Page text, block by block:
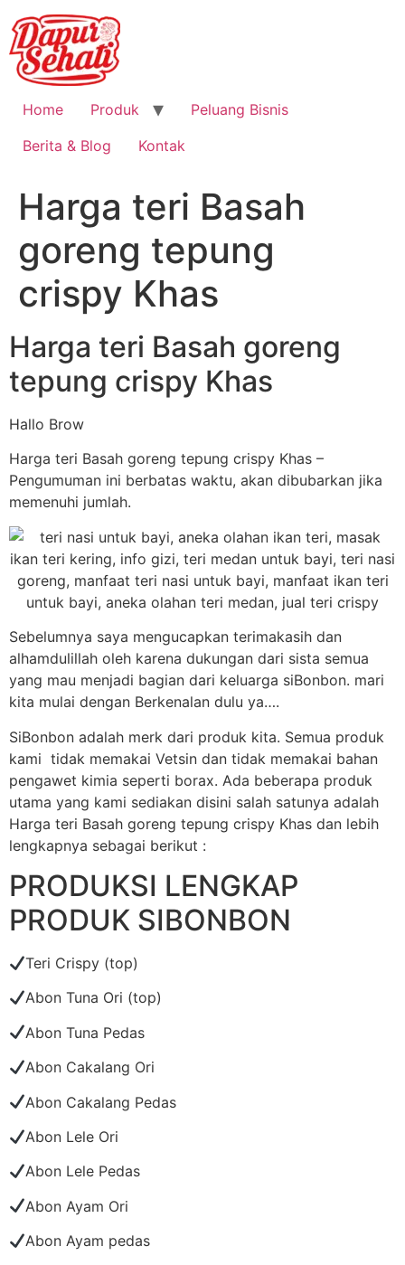
Home Produk
Peluang Bisnis
Berita & Blog
Kontak
Harga teri Basah
goreng tepung
crispy Khas
Harga teri Basah goreng
tepung crispy Khas
Hallo Brow
Harga teri Basah goreng tepung crispy Khas –
Pengumuman ini berbatas waktu, akan dibubarkan jika
memenuhi jumlah.
Sebelumnya saya mengucapkan terimakasih dan
alhamdulillah oleh karena dukungan dari sista semua
yang mau menjadi bagian dari keluarga siBonbon. mari
kita mulai dengan Berkenalan dulu ya….
SiBonbon adalah merk dari produk kita. Semua produk
kami tidak memakai Vetsin dan tidak memakai bahan
pengawet kimia seperti borax. Ada beberapa produk
utama yang kami sediakan disini salah satunya adalah
Harga teri Basah goreng tepung crispy Khas dan lebih
lengkapnya sebagai berikut :
PRODUKSI LENGKAP
PRODUK SIBONBON
Teri Crispy (top)
Abon Tuna Ori (top)
Abon Tuna Pedas
Abon Cakalang Ori
Abon Cakalang Pedas
Abon Lele Ori
Abon Lele Pedas
Abon Ayam Ori
Abon Ayam pedas